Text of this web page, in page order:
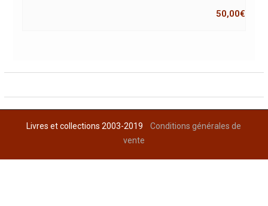
50,00€
Livres et collections 2003-2019Conditions générales de
vente